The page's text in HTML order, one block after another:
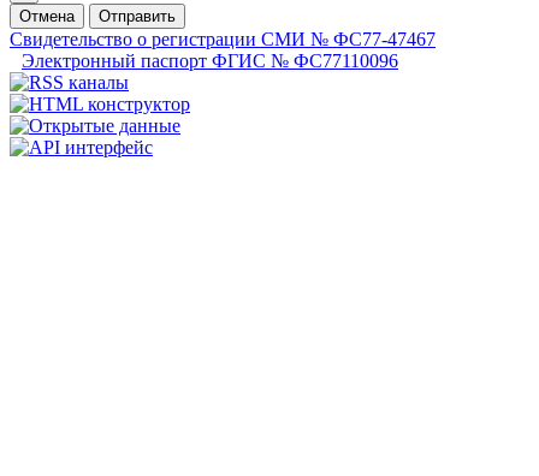
Отмена
Отправить
Свидетельство о регистрации СМИ № ФС77-47467
Электронный паспорт ФГИС № ФС77110096